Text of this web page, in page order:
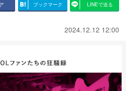
ブックマーク LINEで送る
2024.12.12 12:00